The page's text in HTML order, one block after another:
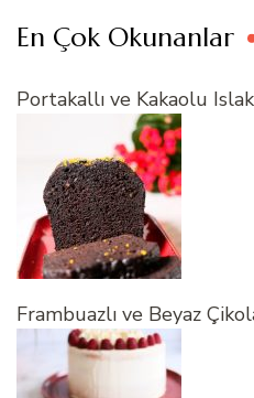
En Çok Okunanlar
Portakallı ve Kakaolu
Frambuazlı ve Beyaz